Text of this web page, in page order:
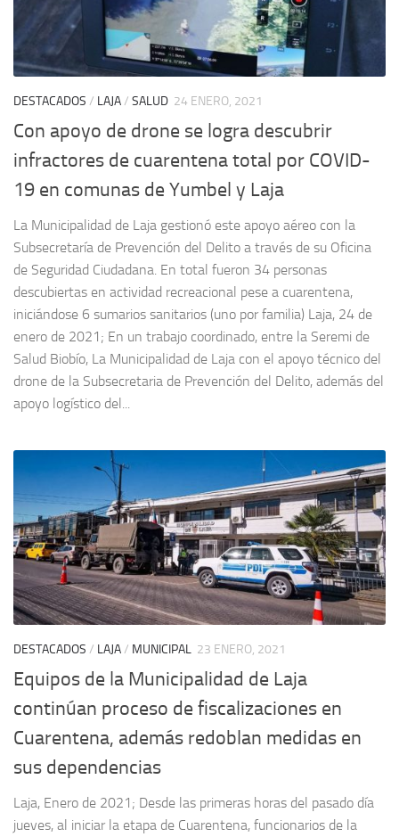
DESTACADOS / LAJA/ SALUD 24 ENERO, 2021
Con apoyo de drone se logra descubrir
infractores de cuarentena total por COVID-
19 en comunas de Yumbel y Laja
La Municipalidad de Laja gestionó este apoyo aéreo con la
Subsecretaría de Prevención del Delito a través de su Oficina
de Seguridad Ciudadana. En total fueron 34 personas
descubiertas en actividad recreacional pese a cuarentena,
iniciándose 6 sumarios sanitarios (uno por familia) Laja, 24 de
enero de 2021; En un trabajo coordinado, entre la Seremi de
Salud Biobío, La Municipalidad de Laja con el apoyo técnico del
drone de la Subsecretaria de Prevención del Delito, además del
apoyo logístico del...
DESTACADOS / LAJA/ MUNICIPAL 23 ENERO, 2021
Equipos de la Municipalidad de Laja
continúan proceso de fiscalizaciones en
Cuarentena, además redoblan medidas en
sus dependencias
Laja, Enero de 2021; Desde las primeras horas del pasado día
jueves, al iniciar la etapa de Cuarentena, funcionarios de la